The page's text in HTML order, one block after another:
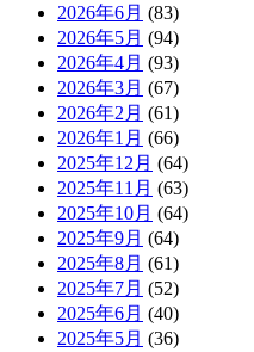
2026年6月 (83)
2026年5月 (94)
2026年4月 (93)
2026年3月 (67)
2026年2月 (61)
2026年1月 (66)
2025年12月 (64)
2025年11月 (63)
2025年10月 (64)
2025年9月 (64)
2025年8月 (61)
2025年7月 (52)
2025年6月 (40)
2025年5月 (36)